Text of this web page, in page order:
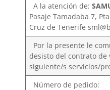
A la atención de:
Pasaje Tamadaba 7,
Cruz de Tenerife
Por la presente le
desisto del contrato de
siguiente/s servicios/
Número de pedido: